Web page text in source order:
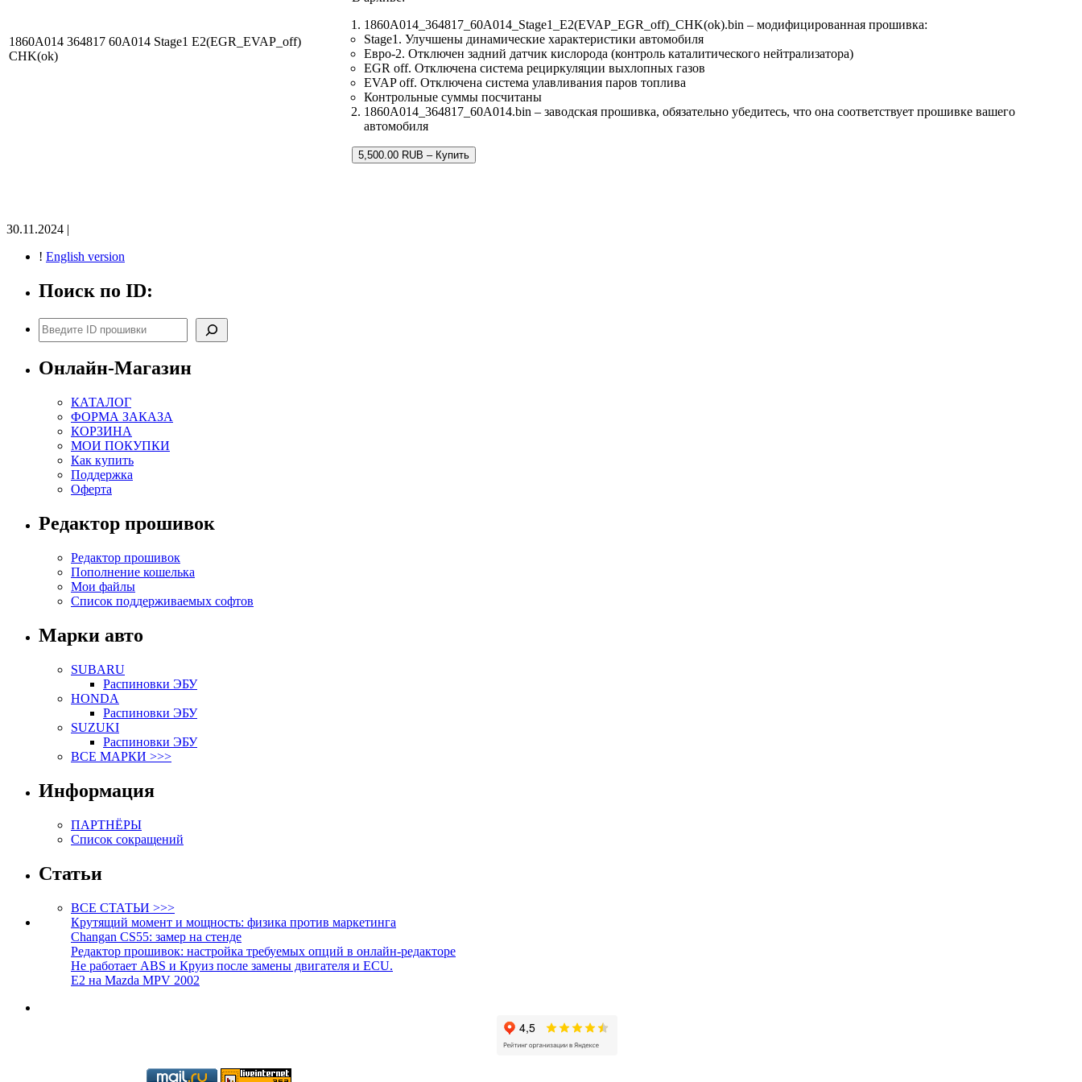
1860A014 364817 60A014 Stage1 E2(EGR_EVAP_off)
CHK(ok)
1860A014_364817_60A014_Stage1_E2(EVAP_EGR_off)_CHK(ok).bin – модифицированная прошивка:
Stage1. Улучшены динамические характеристики автомобиля
Евро-2. Отключен задний датчик кислорода (контроль каталитического нейтрализатора)
EGR off. Отключена система рециркуляции выхлопных газов
EVAP off. Отключена система улавливания паров топлива
Контрольные суммы посчитаны
1860A014_364817_60A014.bin – заводская прошивка, обязательно убедитесь, что она соответствует прошивке вашего
автомобиля
5,500.00 RUB – Купить
30.11.2024 |
! English version
Поиск по ID:
Поиск
Онлайн-Магазин
КАТАЛОГ
ФОРМА ЗАКАЗА
КОРЗИНА
МОИ ПОКУПКИ
Как купить
Поддержка
Оферта
Редактор прошивок
Редактор прошивок
Пополнение кошелька
Мои файлы
Список поддерживаемых софтов
Марки авто
SUBARU
Распиновки ЭБУ
HONDA
Распиновки ЭБУ
SUZUKI
Распиновки ЭБУ
ВСЕ МАРКИ >>>
Информация
ПАРТНЁРЫ
Список сокращений
Статьи
ВСЕ СТАТЬИ >>>
Крутящий момент и мощность: физика против маркетинга
Changan CS55: замер на стенде
Редактор прошивок: настройка требуемых опций в онлайн-редакторе
Не работает ABS и Круиз после замены двигателя и ECU.
E2 на Mazda MPV 2002